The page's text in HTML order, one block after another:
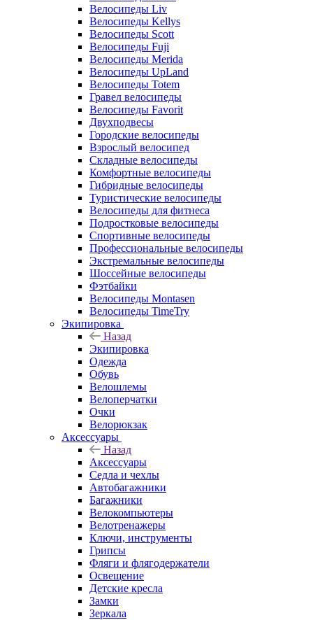
Велосипеды Liv
Велосипеды Kellys
Велосипеды Scott
Велосипеды Fuji
Велосипеды Merida
Велосипеды UpLand
Велосипеды Totem
Гравел велосипеды
Велосипеды Favorit
Двухподвесы
Городские велосипеды
Взрослый велосипед
Складные велосипеды
Комфортные велосипеды
Гибридные велосипеды
Туристические велосипеды
Велосипеды для фитнеса
Подростковые велосипеды
Спортивные велосипеды
Профессиональные велосипеды
Экстремальные велосипеды
Шоссейные велосипеды
Фэтбайки
Велосипеды Montasen
Велосипеды TimeTry
Экипировка
Назад
Экипировка
Одежда
Обувь
Велошлемы
Велоперчатки
Очки
Велорюкзак
Аксессуары
Назад
Аксессуары
Седла и чехлы
Автобагажники
Багажники
Велокомпьютеры
Велотренажеры
Ключи, инструменты
Грипсы
Фляги и флягодержатели
Освещение
Детские кресла
Замки
Зеркала